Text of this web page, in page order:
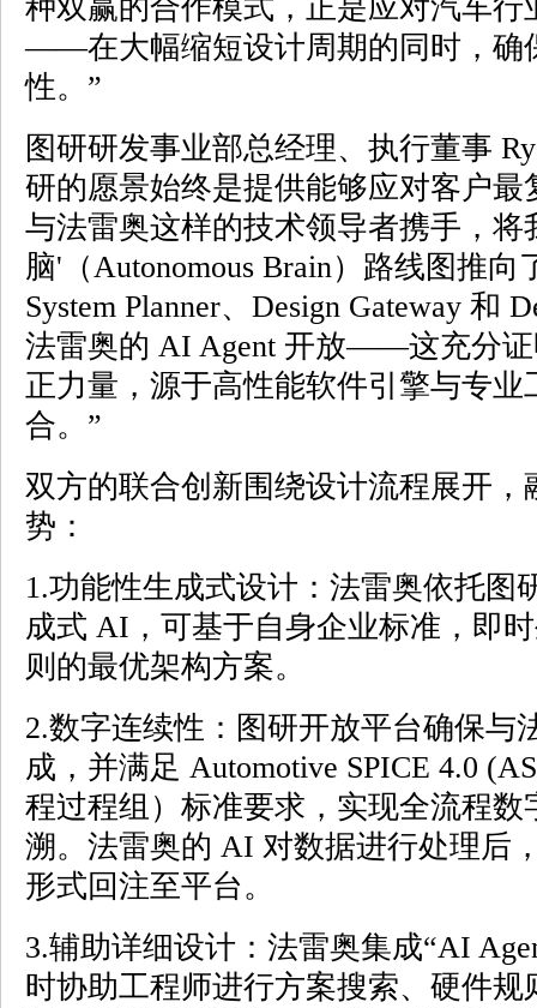
种双赢的合作模式，正是应对汽车
——在大幅缩短设计周期的同时，确
性。”
图研研发事业部总经理、执行董事
研的愿景始终是提供能够应对客户
与法雷奥这样的技术领导者携手，将
脑'（Autonomous Brain）路线图推
System Planner、Design Gateway 和
法雷奥的 AI Agent 开放——这充分
正力量，源于高性能软件引擎与专业
合。”
双方的联合创新围绕设计流程展开，
势：
1.功能性生成式设计：法雷奥依托图
成式 AI，可基于自身企业标准，即
则的最优架构方案。
2.数字连续性：图研开放平台确保与
成，并满足 Automotive SPICE 4.0
程过程组）标准要求，实现全流程数
溯。法雷奥的 AI 对数据进行处理后
形式回注至平台。
3.辅助详细设计：法雷奥集成“AI
时协助工程师进行方案搜索、硬件